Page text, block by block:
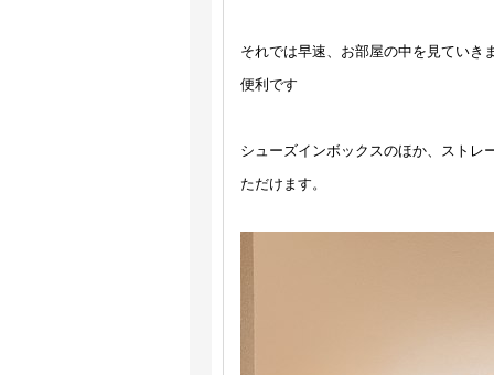
それでは早速、お部屋の中を見ていき
便利です
シューズインボックスのほか、ストレ
ただけます。